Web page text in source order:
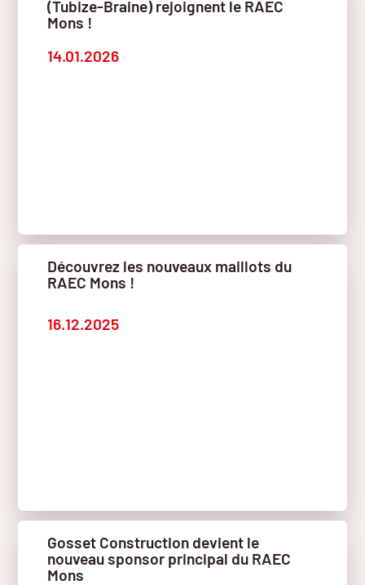
(Tubize-Braine) rejoignent le RAEC
Mons !
14.01.2026
Découvrez les nouveaux maillots du
RAEC Mons !
16.12.2025
Gosset Construction devient le
nouveau sponsor principal du RAEC
Mons